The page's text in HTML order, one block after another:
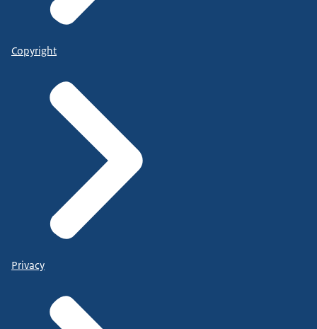
Copyright
Privacy